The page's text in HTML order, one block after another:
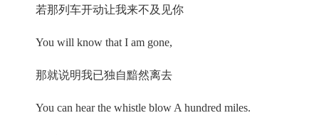
若那列车开动让我来不及见你
You will know that I am gone,
那就说明我已独自黯然离去
You can hear the whistle blow A hundred miles.